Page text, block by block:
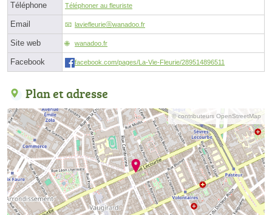
Téléphone Téléphoner au fleuriste
Email laviefleurieⓐwanadoo.fr
Site web wanadoo.fr
Facebook facebook.com/pages/La-Vie-Fleurie/289514896511
Plan et adresse
© contributeurs OpenStreetMap